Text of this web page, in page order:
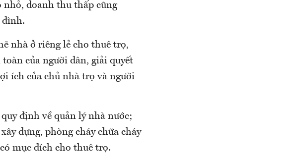
nhỏ, doanh thu thấp cũng
đình.
nhà ở riêng lẻ cho thuê trọ,
của người dân, giải quyết
ích của chủ nhà trọ và người
định về quản lý nhà nước;
dựng, phòng cháy chữa cháy
mục đích cho thuê trọ.